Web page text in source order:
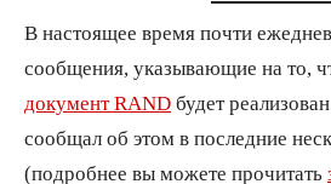
В настоящее время почти
сообщения, указывающие на то,
документ RAND будет
сообщал об этом в последние
(подробнее вы можете прочитать